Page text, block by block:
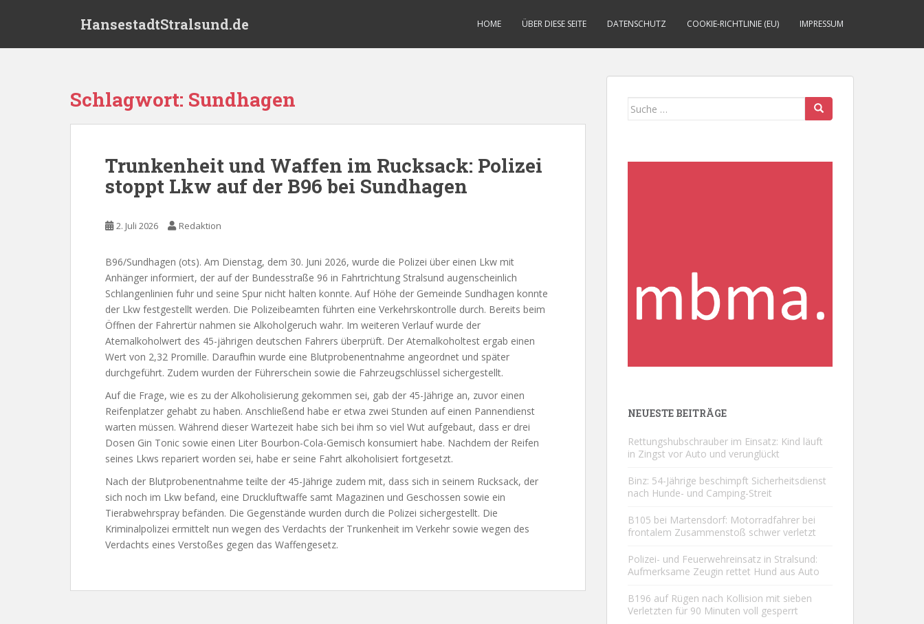
HansestadtStralsund.de HOME ÜBER DIESE SEITE DATENSCHUTZ COOKIE-RICHTLINIE (EU) IMPRESSUM
Schlagwort: Sundhagen
Trunkenheit und Waffen im Rucksack: Polizei
stoppt Lkw auf der B96 bei Sundhagen
2. Juli 2026 Redaktion
B96/Sundhagen (ots). Am Dienstag, dem 30. Juni 2026, wurde die Polizei über einen Lkw mit
Anhänger informiert, der auf der Bundesstraße 96 in Fahrtrichtung Stralsund augenscheinlich
Schlangenlinien fuhr und seine Spur nicht halten konnte. Auf Höhe der Gemeinde Sundhagen konnte
der Lkw festgestellt werden. Die Polizeibeamten führten eine Verkehrskontrolle durch. Bereits beim
Öffnen der Fahrertür nahmen sie Alkoholgeruch wahr. Im weiteren Verlauf wurde der
Atemalkoholwert des 45-jährigen deutschen Fahrers überprüft. Der Atemalkoholtest ergab einen
Wert von 2,32 Promille. Daraufhin wurde eine Blutprobenentnahme angeordnet und später
durchgeführt. Zudem wurden der Führerschein sowie die Fahrzeugschlüssel sichergestellt.
Auf die Frage, wie es zu der Alkoholisierung gekommen sei, gab der 45-Jährige an, zuvor einen
Reifenplatzer gehabt zu haben. Anschließend habe er etwa zwei Stunden auf einen Pannendienst
warten müssen. Während dieser Wartezeit habe sich bei ihm so viel Wut aufgebaut, dass er drei
Dosen Gin Tonic sowie einen Liter Bourbon-Cola-Gemisch konsumiert habe. Nachdem der Reifen
seines Lkws repariert worden sei, habe er seine Fahrt alkoholisiert fortgesetzt.
Nach der Blutprobenentnahme teilte der 45-Jährige zudem mit, dass sich in seinem Rucksack, der
sich noch im Lkw befand, eine Druckluftwaffe samt Magazinen und Geschossen sowie ein
Tierabwehrspray befänden. Die Gegenstände wurden durch die Polizei sichergestellt. Die
Kriminalpolizei ermittelt nun wegen des Verdachts der Trunkenheit im Verkehr sowie wegen des
Verdachts eines Verstoßes gegen das Waffengesetz.
Suche
NEUESTE BEITRÄGE
Rettungshubschrauber im Einsatz: Kind läuft
in Zingst vor Auto und verunglückt
Binz: 54-Jährige beschimpft Sicherheitsdienst
nach Hunde- und Camping-Streit
B105 bei Martensdorf: Motorradfahrer bei
frontalem Zusammenstoß schwer verletzt
Polizei- und Feuerwehreinsatz in Stralsund:
Aufmerksame Zeugin rettet Hund aus Auto
B196 auf Rügen nach Kollision mit sieben
Verletzten für 90 Minuten voll gesperrt